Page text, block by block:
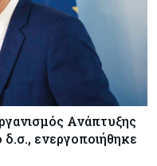
Ανάπτυξης
ενεργοποιήθηκε